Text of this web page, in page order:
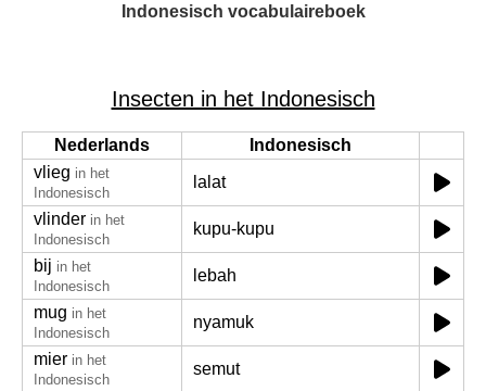
Indonesisch vocabulaireboek
Insecten in het Indonesisch
Nederlands
Indonesisch
vlieg in het
Indonesisch
lalat
vlinder in het
Indonesisch
kupu-kupu
bij in het
Indonesisch
lebah
mug in het
Indonesisch
nyamuk
mier in het
Indonesisch
semut